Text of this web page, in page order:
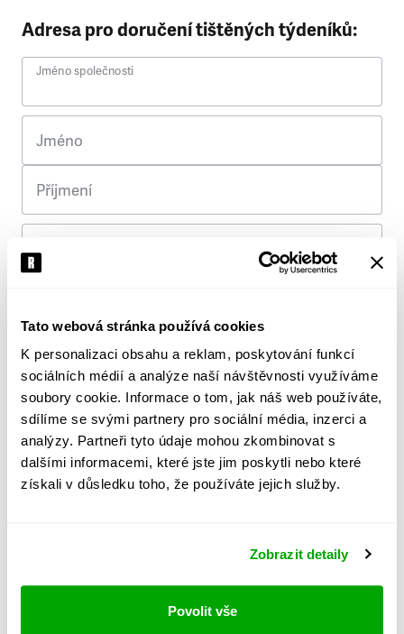
Tato webová stránka používá cookies
K personalizaci obsahu a reklam, poskytování funkcí
sociálních médií a analýze naší návštěvnosti využíváme
soubory cookie. Informace o tom, jak náš web používáte,
sdílíme se svými partnery pro sociální média, inzerci a
analýzy. Partneři tyto údaje mohou zkombinovat s
dalšími informacemi, které jste jim poskytli nebo které
získali v důsledku toho, že používáte jejich služby.
Zobrazit detaily
Povolit vše
Adresa pro doručení tištěných týdeníků:
Jméno společnosti
Jméno
Příjmení
Ulice
Město
PSČ
Stát